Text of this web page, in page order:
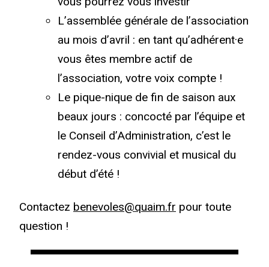
L’assemblée générale de l’association
au mois d’avril : en tant qu’adhérent·e
vous êtes membre actif de
l’association, votre voix compte !
Le pique-nique de fin de saison aux
beaux jours : concocté par l’équipe et
le Conseil d’Administration, c’est le
rendez-vous convivial et musical du
début d’été !
Contactez benevoles@quaim.fr pour toute
question !